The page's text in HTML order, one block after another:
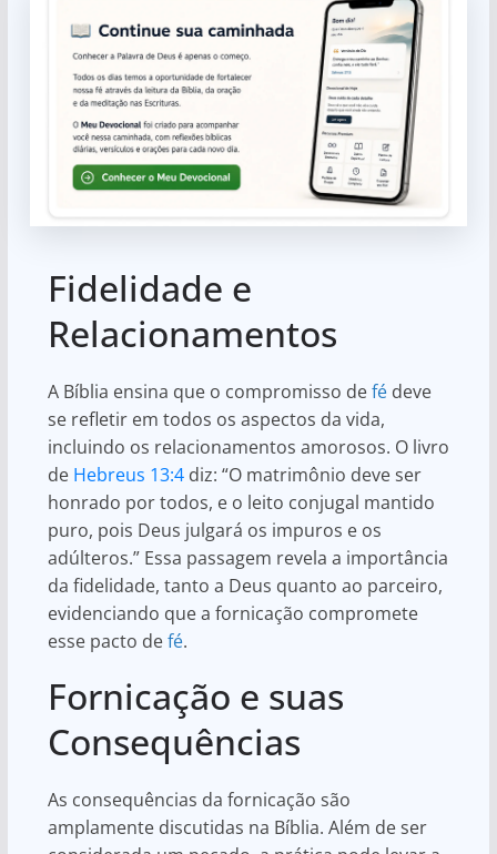
Fidelidade e
Relacionamentos
A Bíblia ensina que o compromisso defédeve
se refletir em todos os aspectos da vida,
incluindo os relacionamentos amorosos. O livro
de Hebreus 13:4diz: “O matrimônio deve ser
honrado por todos, e o leito conjugal mantido
puro, pois Deus julgará os impuros e os
adúlteros.” Essa passagem revela a importância
da fidelidade, tanto a Deus quanto ao parceiro,
evidenciando que a fornicação compromete
esse pacto defé.
Fornicação e suas
Consequências
As consequências da fornicação são
amplamente discutidas na Bíblia. Além de ser